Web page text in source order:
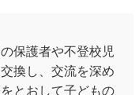
保護者や不登校児
換し、交流を深め
とおして子どもの